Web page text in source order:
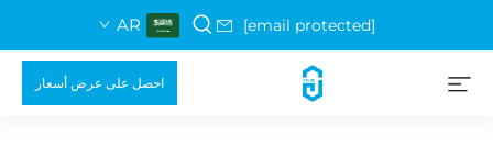
[email protected]
AR
احصل على عرض أسعار